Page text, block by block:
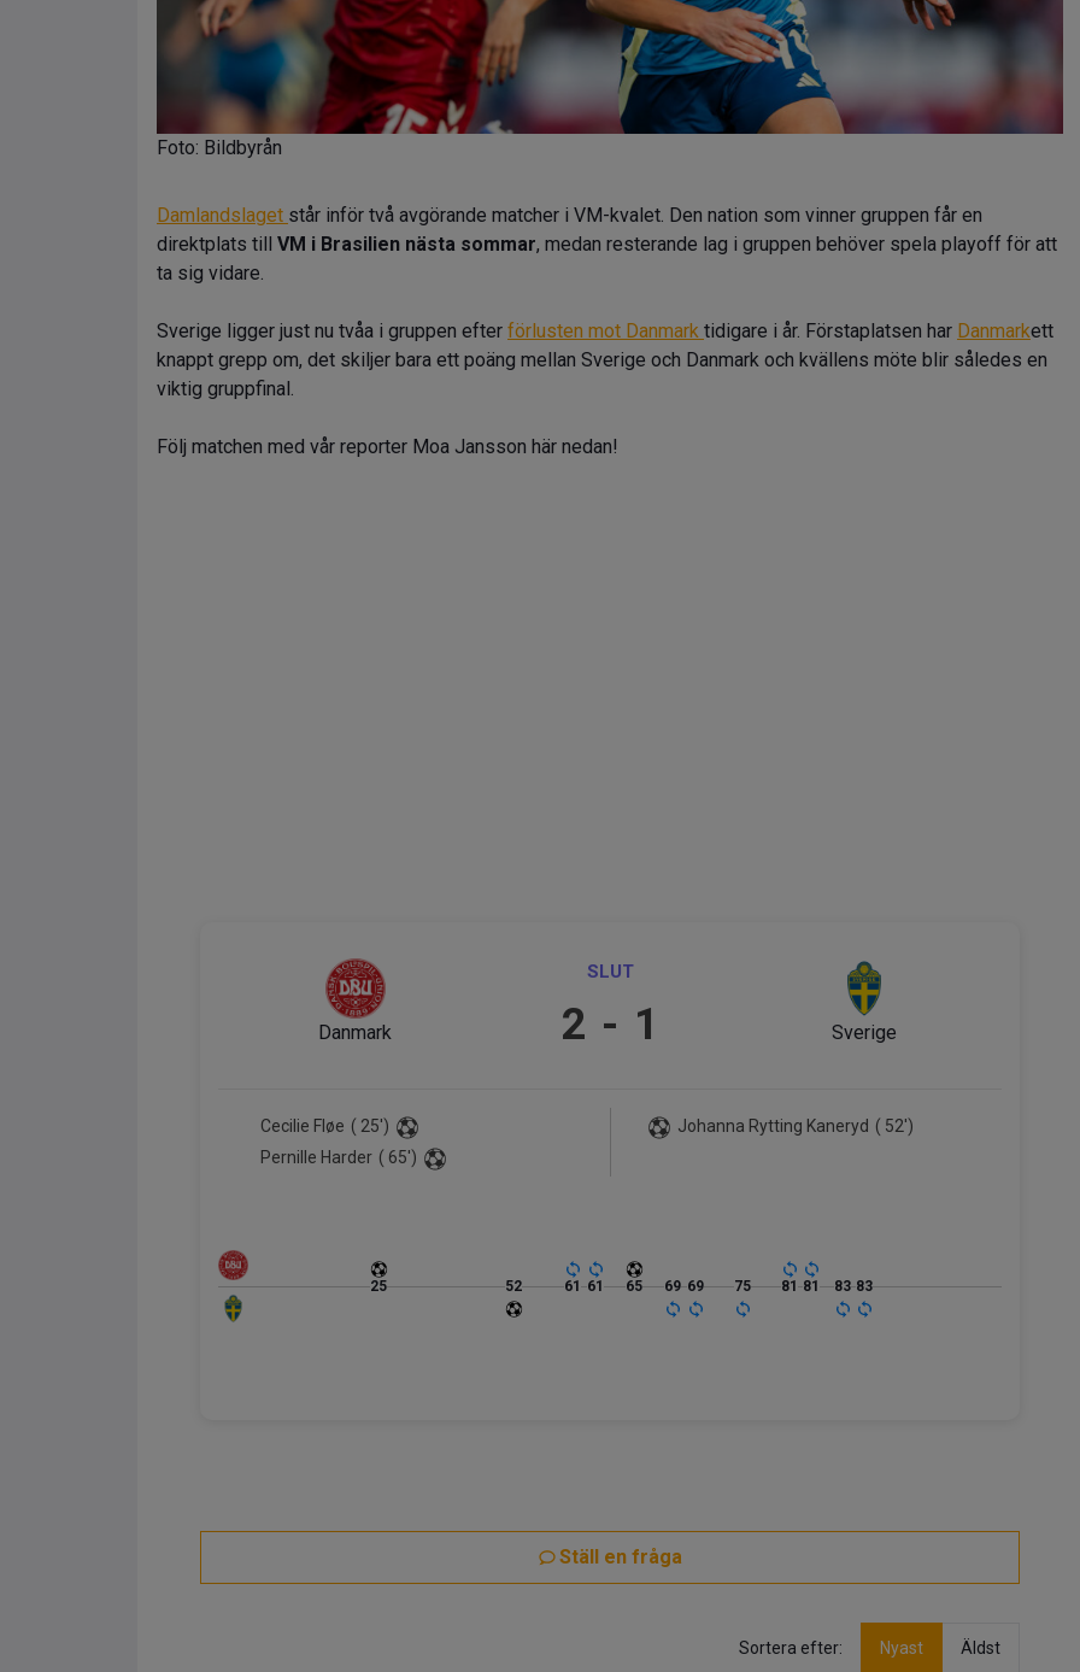
Foto: Bildbyrån
Damlandslaget står inför två avgörande matcher i VM-kvalet. Den nation som vinner gruppen får en
direktplats till VM i Brasilien nästa sommar, medan resterande lag i gruppen behöver spela playoff för att
ta sig vidare.
Sverige ligger just nu tvåa i gruppen efter förlusten mot Danmark tidigare i år. Förstaplatsen har Danmarkett
knappt grepp om, det skiljer bara ett poäng mellan Sverige och Danmark och kvällens möte blir således en
viktig gruppfinal.
Följ matchen med vår reporter Moa Jansson här nedan!
Danmark
SLUT
2 - 1 Sverige
Cecilie Fløe ( 25')
Pernille Harder ( 65')
Johanna Rytting Kaneryd ( 52')
25 52 61 61 65 69 69 75 81 81 83 83
Ställ en fråga
Sortera efter: Nyast Äldst